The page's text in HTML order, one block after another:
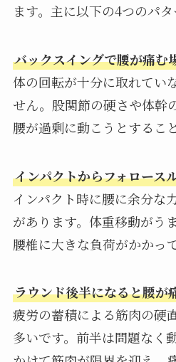
ます。主に以下の4つのパタ
バックスイングで腰が痛む
体の回転が十分に取れてい
せん。股関節の硬さや体幹
腰が過剰に動こうとするこ
インパクトからフォロース
インパクト時に腰に余分な
があります。体重移動がう
腰椎に大きな負荷がかかっ
ラウンド後半になると腰が
疲労の蓄積による筋肉の硬
多いです。前半は問題なく